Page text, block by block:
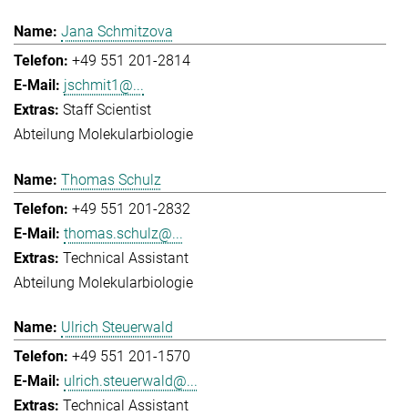
Jana Schmitzova
+49 551 201-2814
jschmit1@...
Staff Scientist
Abteilung Molekularbiologie
Thomas Schulz
+49 551 201-2832
thomas.schulz@...
Technical Assistant
Abteilung Molekularbiologie
Ulrich Steuerwald
+49 551 201-1570
ulrich.steuerwald@...
Technical Assistant